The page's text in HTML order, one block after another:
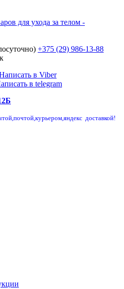
+375 (29) 986-13-88
почтой,курьером,яндекс доставкой!